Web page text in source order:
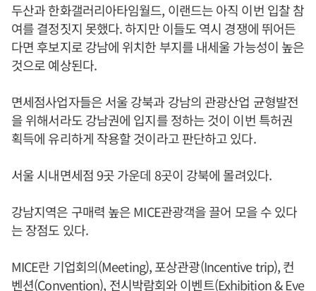
두산과 한화갤러리아타임월드, 이랜드는 아직 이번 입찰 참
여를 결정짓지 못했다. 하지만 이들도 역시 경쟁에 뛰어든
다면 후보지로 강남에 위치한 부지를 내세울 가능성이 높은
것으로 예상된다.
면세점사업자들은 서울 강북과 강남의 관광산업 균형발전
을 위해서라도 강남권에 입지를 정하는 것이 이번 특허권
획득에 유리하게 작용할 것이라고 판단하고 있다.
서울 시내면세점 9곳 가운데 8곳이 강북에 몰려있다.
강남지역은 구매력 높은 MICE관광객을 끌어 모을 수 있다
는 장점도 있다.
MICE란 기업회의(Meeting), 포상관광(Incentive trip), 컨
벤션(Convention), 전시박람회와 이벤트(Exhibition & Eve